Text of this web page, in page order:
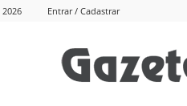
Entrar / Cadastrar